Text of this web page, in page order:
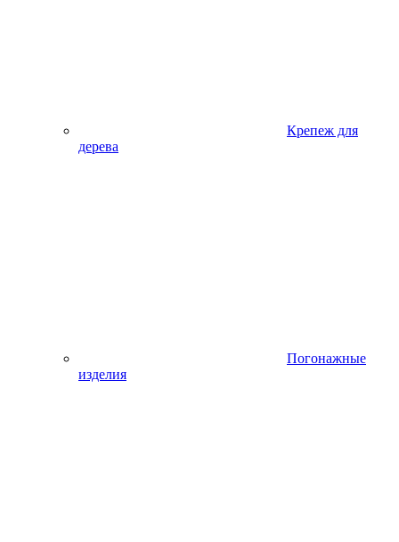
Крепеж для
дерева
Погонажные
изделия